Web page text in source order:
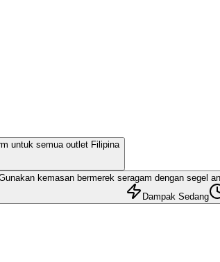
untuk semua outlet Filipina
kemasan bermerek seragam dengan segel
Dampak Sedang